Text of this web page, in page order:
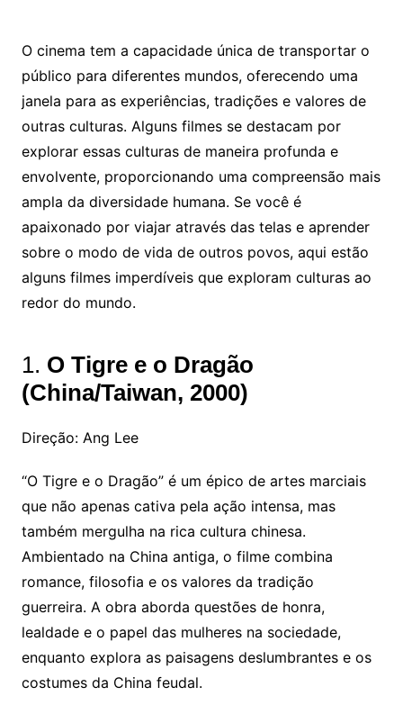
O cinema tem a capacidade única de transportar o
público para diferentes mundos, oferecendo uma
janela para as experiências, tradições e valores de
outras culturas. Alguns filmes se destacam por
explorar essas culturas de maneira profunda e
envolvente, proporcionando uma compreensão mais
ampla da diversidade humana. Se você é
apaixonado por viajar através das telas e aprender
sobre o modo de vida de outros povos, aqui estão
alguns filmes imperdíveis que exploram culturas ao
redor do mundo.
1. O Tigre e o Dragão
(China/Taiwan, 2000)
Direção: Ang Lee
“O Tigre e o Dragão” é um épico de artes marciais
que não apenas cativa pela ação intensa, mas
também mergulha na rica cultura chinesa.
Ambientado na China antiga, o filme combina
romance, filosofia e os valores da tradição
guerreira. A obra aborda questões de honra,
lealdade e o papel das mulheres na sociedade,
enquanto explora as paisagens deslumbrantes e os
costumes da China feudal.